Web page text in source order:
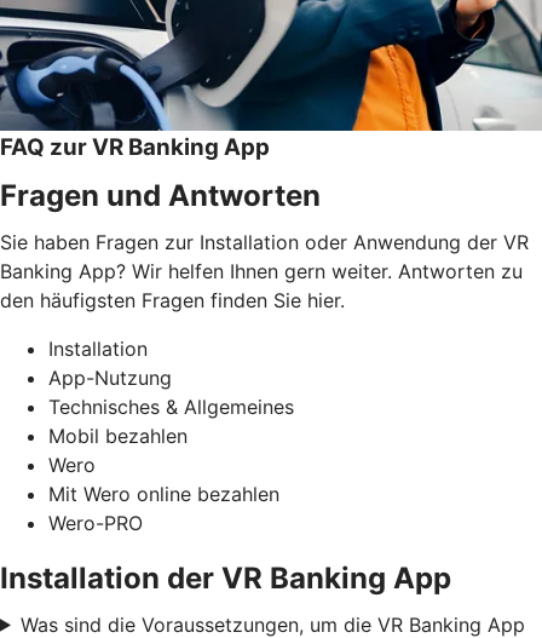
FAQ zur VR Banking App
Fragen und Antworten
Sie haben Fragen zur Installation oder Anwendung der VR
Banking App? Wir helfen Ihnen gern weiter. Antworten zu
den häufigsten Fragen finden Sie hier.
Installation
App-Nutzung
Technisches & Allgemeines
Mobil bezahlen
Wero
Mit Wero online bezahlen
Wero-PRO
Installation der VR Banking App
Was sind die Voraussetzungen, um die VR Banking App